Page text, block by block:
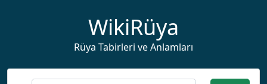
WikiRüya
Rüya Tabirleri ve Anlamları